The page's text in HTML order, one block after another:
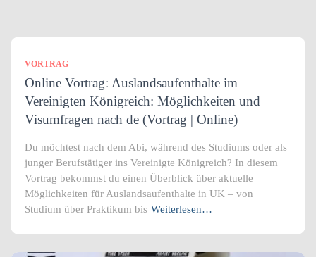
VORTRAG
Online Vortrag: Auslandsaufenthalte im
Vereinigten Königreich: Möglichkeiten und
Visumfragen nach de (Vortrag | Online)
Du möchtest nach dem Abi, während des Studiums oder als
junger Berufstätiger ins Vereinigte Königreich? In diesem
Vortrag bekommst du einen Überblick über aktuelle
Möglichkeiten für Auslandsaufenthalte in UK – von
Studium über Praktikum bis Weiterlesen…